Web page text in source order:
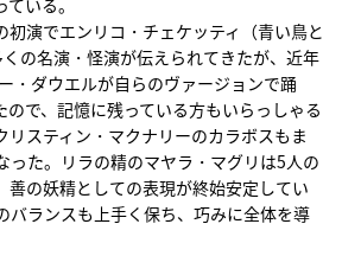
いる。
初演でエンリコ・チェケッティ（青い鳥と
の名演・怪演が伝えられてきたが、近年
・ダウエルが自らのヴァージョンで踊
ので、記憶に残っている方もいらっしゃる
リスティン・マクナリーのカラボスもま
った。リラの精のマヤラ・マグリは5人の
善の妖精としての表現が終始安定してい
バランスも上手く保ち、巧みに全体を導